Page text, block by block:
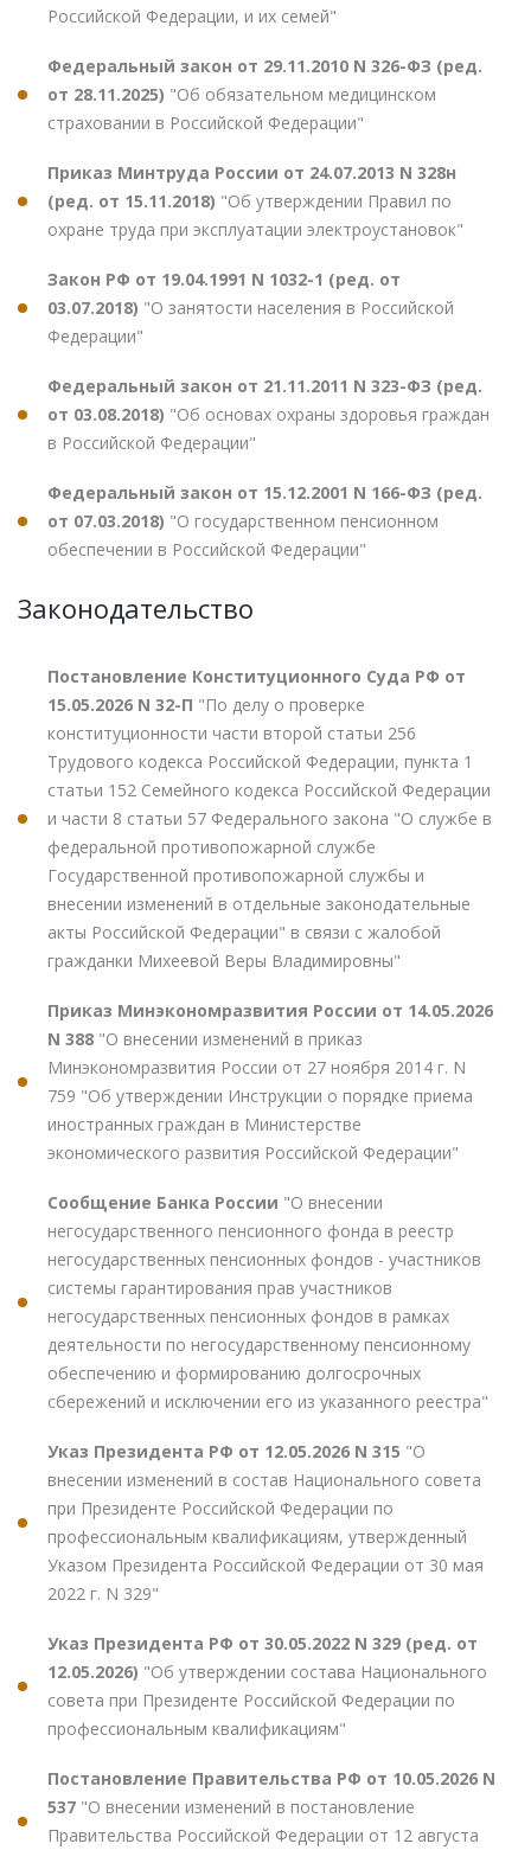
Российской Федерации, и их семей"
Федеральный закон от 29.11.2010 N 326-ФЗ (ред.
от 28.11.2025) "Об обязательном медицинском
страховании в Российской Федерации"
Приказ Минтруда России от 24.07.2013 N 328н
(ред. от 15.11.2018) "Об утверждении Правил по
охране труда при эксплуатации электроустановок"
Закон РФ от 19.04.1991 N 1032-1 (ред. от
03.07.2018) "О занятости населения в Российской
Федерации"
Федеральный закон от 21.11.2011 N 323-ФЗ (ред.
от 03.08.2018) "Об основах охраны здоровья граждан
в Российской Федерации"
Федеральный закон от 15.12.2001 N 166-ФЗ (ред.
от 07.03.2018) "О государственном пенсионном
обеспечении в Российской Федерации"
Законодательство
Постановление Конституционного Суда РФ от
15.05.2026 N 32-П "По делу о проверке
конституционности части второй статьи 256
Трудового кодекса Российской Федерации, пункта 1
статьи 152 Семейного кодекса Российской Федерации
и части 8 статьи 57 Федерального закона "О службе в
федеральной противопожарной службе
Государственной противопожарной службы и
внесении изменений в отдельные законодательные
акты Российской Федерации" в связи с жалобой
гражданки Михеевой Веры Владимировны"
Приказ Минэкономразвития России от 14.05.2026
N 388 "О внесении изменений в приказ
Минэкономразвития России от 27 ноября 2014 г. N
759 "Об утверждении Инструкции о порядке приема
иностранных граждан в Министерстве
экономического развития Российской Федерации"
Сообщение Банка России "О внесении
негосударственного пенсионного фонда в реестр
негосударственных пенсионных фондов - участников
системы гарантирования прав участников
негосударственных пенсионных фондов в рамках
деятельности по негосударственному пенсионному
обеспечению и формированию долгосрочных
сбережений и исключении его из указанного реестра"
Указ Президента РФ от 12.05.2026 N 315 "О
внесении изменений в состав Национального совета
при Президенте Российской Федерации по
профессиональным квалификациям, утвержденный
Указом Президента Российской Федерации от 30 мая
2022 г. N 329"
Указ Президента РФ от 30.05.2022 N 329 (ред. от
12.05.2026) "Об утверждении состава Национального
совета при Президенте Российской Федерации по
профессиональным квалификациям"
Постановление Правительства РФ от 10.05.2026 N
537 "О внесении изменений в постановление
Правительства Российской Федерации от 12 августа